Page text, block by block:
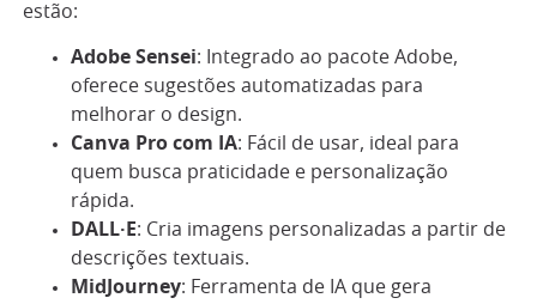
estão:
Adobe Sensei: Integrado ao pacote Adobe,
oferece sugestões automatizadas para
melhorar o design.
Canva Pro com IA: Fácil de usar, ideal para
quem busca praticidade e personalização
rápida.
DALL·E: Cria imagens personalizadas a partir de
descrições textuais.
MidJourney: Ferramenta de IA que gera